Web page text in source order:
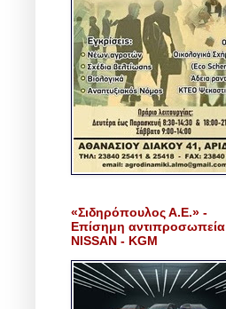
«Σιδηρόπουλος Α.Ε.» -
Επίσημη αντιπροσωπεία
NISSAN - KGM